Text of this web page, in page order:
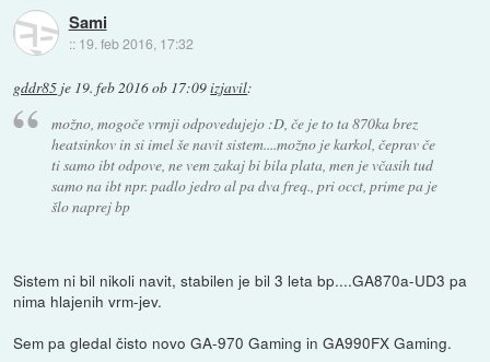
Sami
:: 19. feb 2016, 17:32
gddr85 je 19. feb 2016 ob 17:09izjavil:
možno, mogoče vrmji odpovedujejo :D, če je to ta 870ka brez
heatsinkov in si imel še navit sistem....možno je karkol, čeprav če
ti samo ibt odpove, ne vem zakaj bi bila plata, men je včasih tud
samo na ibt npr. padlo jedro al pa dva freq., pri occt, prime pa je
šlo naprej bp
Sistem ni bil nikoli navit, stabilen je bil 3 leta bp....GA870a-UD3 pa
nima hlajenih vrm-jev.
Sem pa gledal čisto novo GA-970 Gaming in GA990FX Gaming.